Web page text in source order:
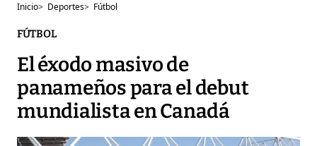
Inicio> Deportes> Fútbol
FÚTBOL
El éxodo masivo de
panameños para el debut
mundialista en Canadá